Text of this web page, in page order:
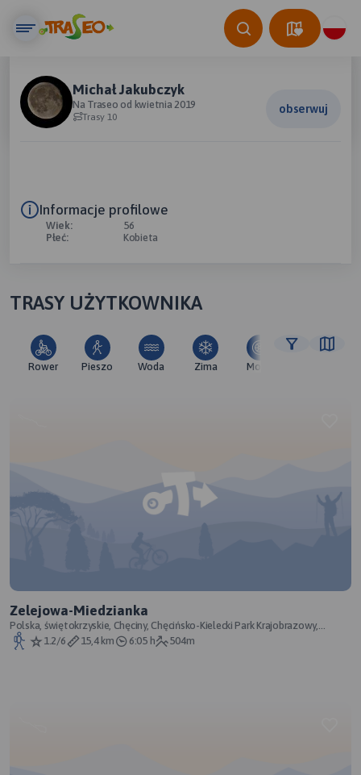
Michał Jakubczyk
Na Traseo od kwietnia 2019
Trasy 10
obserwuj
Informacje profilowe
Wiek:
56
Płeć:
Kobieta
TRASY UŻYTKOWNIKA
Rower Pieszo Woda Zima Moto
Zelejowa-Miedzianka
Polska, świętokrzyskie, Chęciny, Chęcińsko-Kielecki Park Krajobrazowy,
powiat kielecki
1.2/6 15,4 km 6:05 h 504m